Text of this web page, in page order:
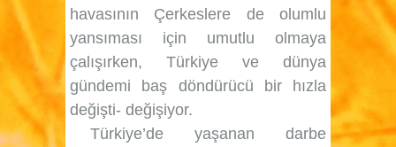
havasının Çerkeslere de olumlu
yansıması için umutlu olmaya
çalışırken, Türkiye ve dünya
gündemi baş döndürücü bir hızla
değişti- değişiyor.
Türkiye’de yaşanan darbe